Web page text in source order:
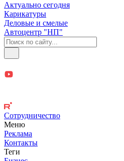
Актуально сегодня
Карикатуры
Деловые и смелые
Автоцентр "НП"
Сотрудничество
Меню
Реклама
Контакты
Теги